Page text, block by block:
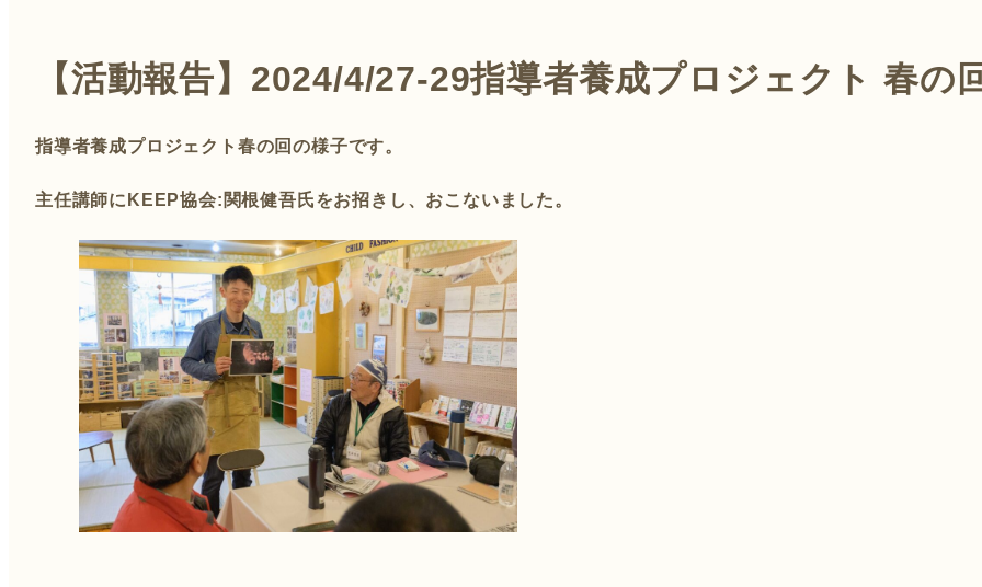
【活動報告】2024/4/27-29指導者養成プロジェクト 春の
指導者養成プロジェクト春の回の様子です。
主任講師にKEEP協会:関根健吾氏をお招きし、おこないました。